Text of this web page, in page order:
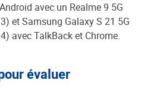
avec un Realme 9 5G
et Samsung Galaxy S 21 5G
avec TalkBack et Chrome.
évaluer